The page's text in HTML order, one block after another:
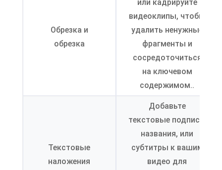
Обрезка и
обрезка
или кадрируйте
видеоклипы, чтобы
удалить ненужные
фрагменты и
сосредоточиться
на ключевом
содержимом..
Текстовые
наложения
Добавьте
текстовые подписи,
названия, или
субтитры к вашим
видео для